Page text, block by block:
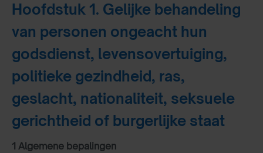
Hoofdstuk 1. Gelijke behandeling
van personen ongeacht hun
godsdienst, levensovertuiging,
politieke gezindheid, ras,
geslacht, nationaliteit, seksuele
gerichtheid of burgerlijke staat
1 Algemene bepalingen